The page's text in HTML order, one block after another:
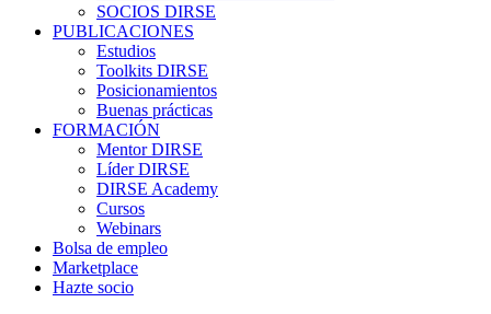
SOCIOS DIRSE
PUBLICACIONES
Estudios
Toolkits DIRSE
Posicionamientos
Buenas prácticas
FORMACIÓN
Mentor DIRSE
Líder DIRSE
DIRSE Academy
Cursos
Webinars
Bolsa de empleo
Marketplace
Hazte socio